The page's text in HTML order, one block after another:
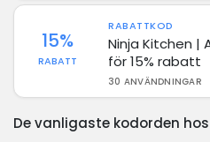
15%
RABATT
RABATTKOD
Ninja Kitchen |
för 15% rabatt
30 ANVÄNDNINGAR
De vanligaste kodorden